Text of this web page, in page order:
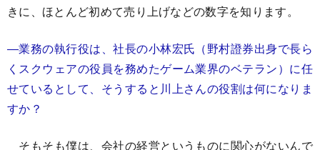
きに、ほとんど初めて売り上げなどの数字を知ります。
―業務の執行役は、社長の小林宏氏（野村證券出身で長ら
くスクウェアの役員を務めたゲーム業界のベテラン）に任
せているとして、そうすると川上さんの役割は何になりま
すか？
そもそも僕は、会社の経営というものに関心がないんで